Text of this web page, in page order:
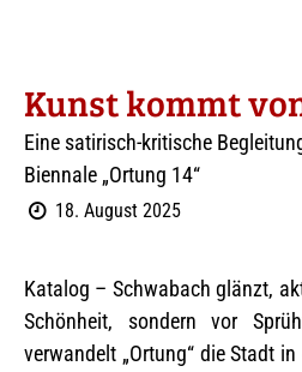
Kunst kommt
Eine satirisch-kritische
Biennale „Ortung 14“
18. August 2025
Katalog – Schwabach glänzt,
Schönheit, sondern vor
verwandelt „Ortung“ die Stadt